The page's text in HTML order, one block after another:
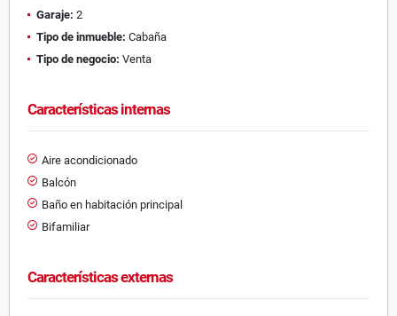
Garaje: 2
Tipo de inmueble: Cabaña
Tipo de negocio: Venta
Características internas
Aire acondicionado
Balcón
Baño en habitación principal
Bifamiliar
Características externas